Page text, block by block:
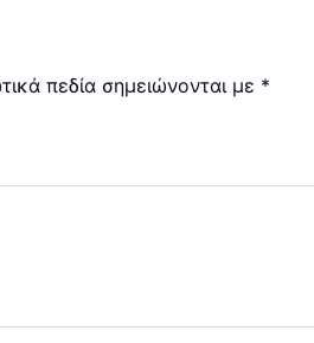
πεδία σημειώνονται με *